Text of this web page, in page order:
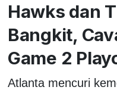
Hawks dan
Bangkit,
Game 2
Atlanta mencuri